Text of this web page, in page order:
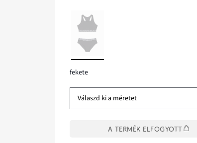
fekete
Válaszd ki a méretet
A TERMÉK ELFOGYOTT